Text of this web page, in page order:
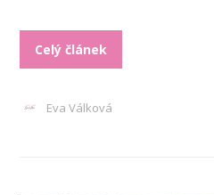
Celý článek
Eva Válková